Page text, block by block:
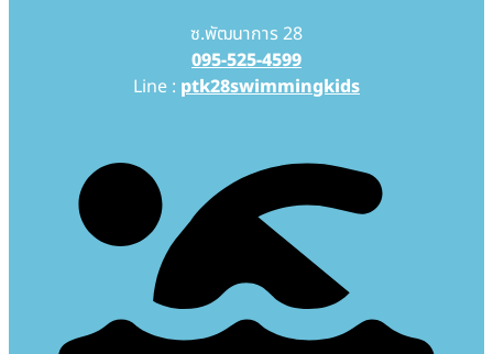
ซ.พัฒนาการ 28
095-525-4599
Line : ptk28swimmingkids